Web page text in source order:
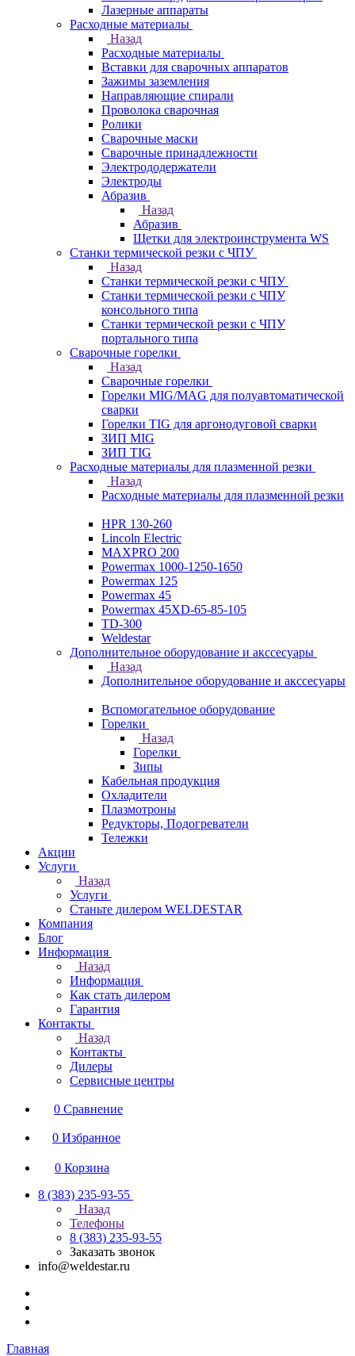
Лазерные аппараты
Расходные материалы
Назад
Расходные материалы
Вставки для сварочных аппаратов
Зажимы заземления
Направляющие спирали
Проволока сварочная
Ролики
Сварочные маски
Сварочные принадлежности
Электрододержатели
Электроды
Абразив
Назад
Абразив
Щетки для электроинструмента WS
Станки термической резки с ЧПУ
Назад
Станки термической резки с ЧПУ
Станки термической резки с ЧПУ
консольного типа
Станки термической резки с ЧПУ
портального типа
Сварочные горелки
Назад
Сварочные горелки
Горелки MIG/MAG для полуавтоматической
сварки
Горелки TIG для аргонодуговой сварки
ЗИП MIG
ЗИП TIG
Расходные материалы для плазменной резки
Назад
Расходные материалы для плазменной резки
HPR 130-260
Lincoln Electric
MAXPRO 200
Powermax 1000-1250-1650
Powermax 125
Powermax 45
Powermax 45XD-65-85-105
TD-300
Weldestar
Дополнительное оборудование и акссесуары
Назад
Дополнительное оборудование и акссесуары
Вспомогательное оборудование
Горелки
Назад
Горелки
Зипы
Кабельная продукция
Охладители
Плазмотроны
Редукторы, Подогреватели
Тележки
Акции
Услуги
Назад
Услуги
Станьте дилером WELDESTAR
Компания
Блог
Информация
Назад
Информация
Как стать дилером
Гарантия
Контакты
Назад
Контакты
Дилеры
Сервисные центры
0 Сравнение
0 Избранное
0 Корзина
8 (383) 235-93-55
Назад
Телефоны
8 (383) 235-93-55
Заказать звонок
info@weldestar.ru
Главная